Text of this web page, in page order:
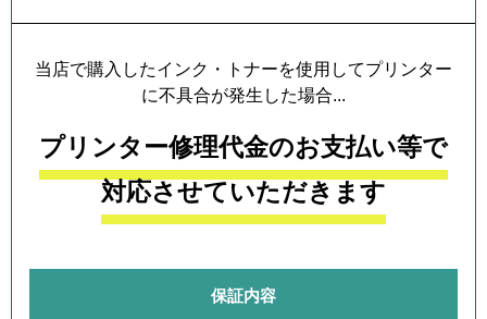
当店で購入したインク・トナーを使用してプリンター
に不具合が発生した場合...
プリンター修理代金のお支払い等で
対応させていただきます
保証内容